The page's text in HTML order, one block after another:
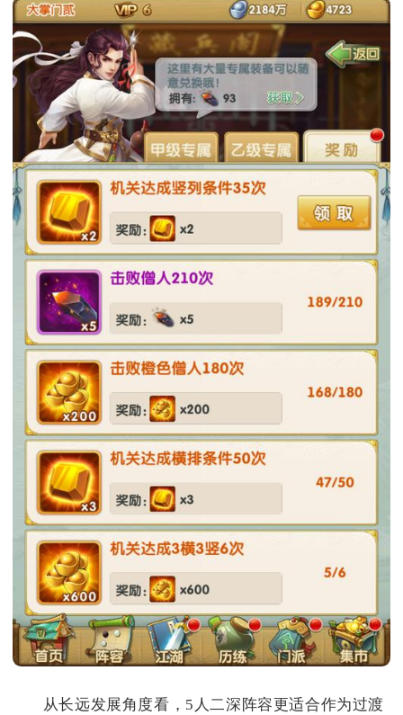
从长远发展角度看，5人二深阵容更适合作为过渡